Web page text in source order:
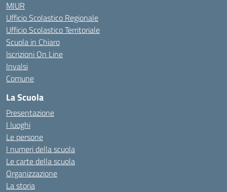
MIUR
Ufficio Scolastico Regionale
Ufficio Scolastico Territoriale
Scuola in Chiaro
Iscrizioni On Line
Invalsi
Comune
La Scuola
Presentazione
I luoghi
Le persone
I numeri della scuola
Le carte della scuola
Organizzazione
La storia